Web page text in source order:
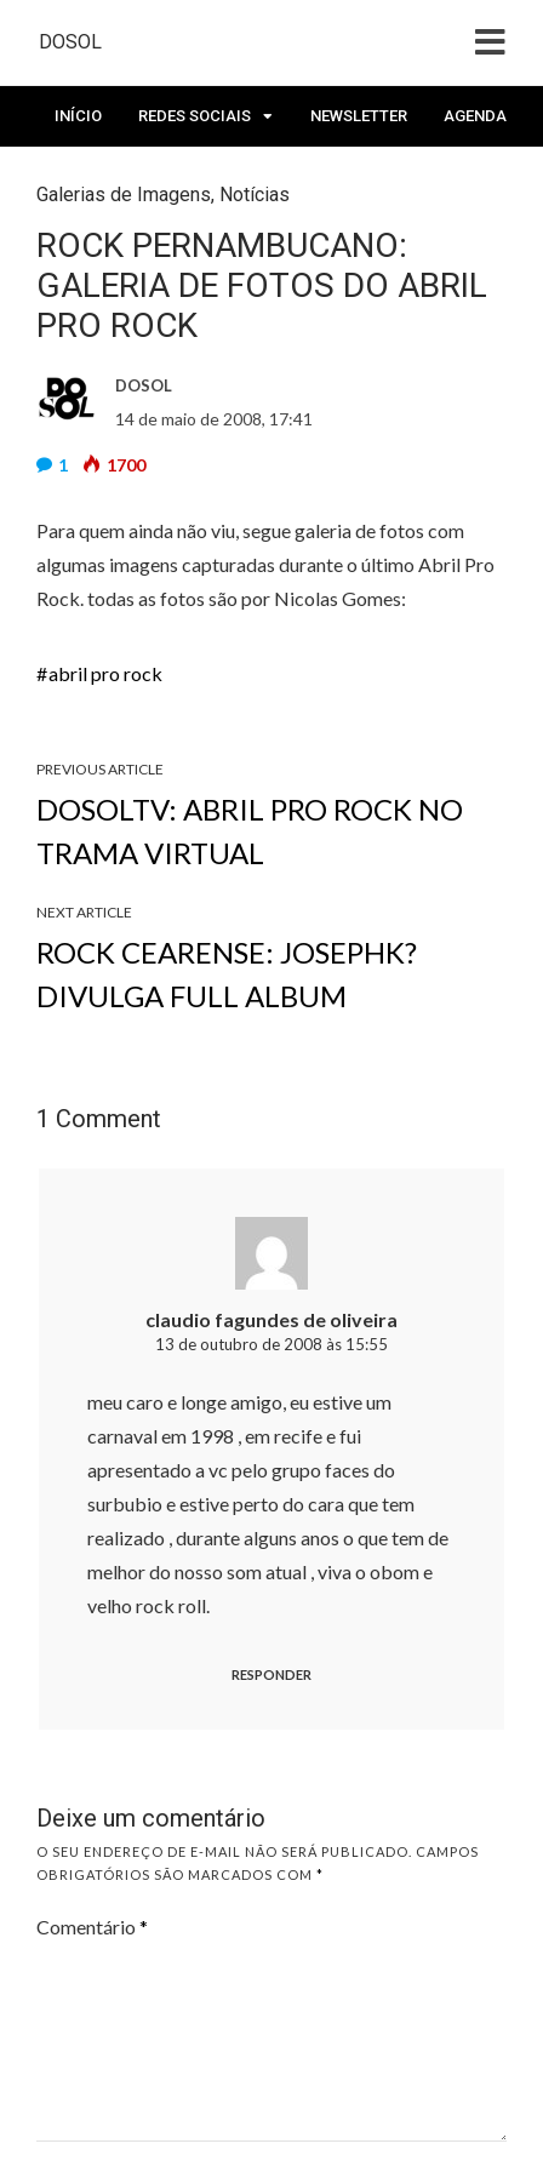
DOSOL
INÍCIO REDES SOCIAIS NEWSLETTER AGENDA
Galerias de Imagens, Notícias
ROCK PERNAMBUCANO:
GALERIA DE FOTOS DO ABRIL
PRO ROCK
DOSOL
14 de maio de 2008, 17:41
1 1700
Para quem ainda não viu, segue galeria de fotos com
algumas imagens capturadas durante o último Abril Pro
Rock. todas as fotos são por Nicolas Gomes:
abril pro rock
PREVIOUS ARTICLE
DOSOLTV: ABRIL PRO ROCK NO
TRAMA VIRTUAL
NEXT ARTICLE
ROCK CEARENSE: JOSEPHK?
DIVULGA FULL ALBUM
1 Comment
claudio fagundes de oliveira
13 de outubro de 2008 às 15:55
meu caro e longe amigo, eu estive um
carnaval em 1998 , em recife e fui
apresentado a vc pelo grupo faces do
surbubio e estive perto do cara que tem
realizado , durante alguns anos o que tem de
melhor do nosso som atual , viva o obom e
velho rock roll.
RESPONDER
Deixe um comentário
O SEU ENDEREÇO DE E-MAIL NÃO SERÁ PUBLICADO.
CAMPOS
OBRIGATÓRIOS SÃO MARCADOS COM *
Comentário *